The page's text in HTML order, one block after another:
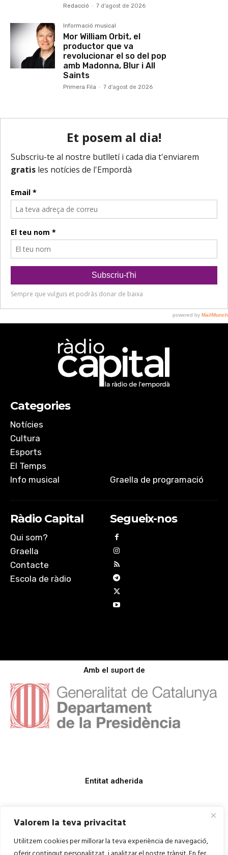
Valorem la teva privacitat
Utilitzem cookies per millorar la teva experiència de navegació,
Redacció - 7 d'agost de 2026
Informació musical
Mor William Orbit, el
productor que va
revolucionar el so del pop
amb Madonna, Blur i All
Saints
Primera Fila - 7 d'agost de 2026
Categories
Notícies
Cultura
Esports
El Temps
Info musical
Graella de programació
Ràdio Capital
Qui som?
Graella
Contacte
Escola de ràdio
Segueix-nos
Amb el suport de
Entitat adherida